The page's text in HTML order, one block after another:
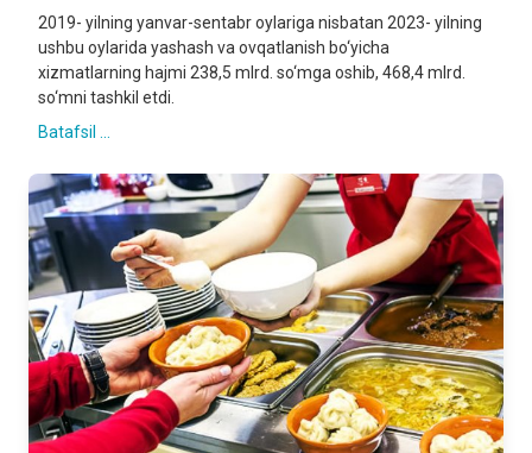
2019- yilning yanvar-sentabr oylariga nisbatan 2023- yilning
ushbu oylarida yashash va ovqatlanish bo‘yicha
xizmatlarning hajmi 238,5 mlrd. so‘mga oshib, 468,4 mlrd.
so‘mni tashkil etdi.
Batafsil ...